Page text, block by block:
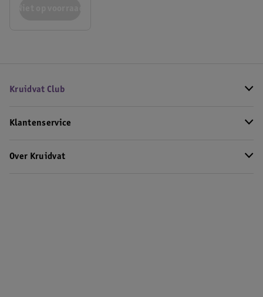
Kruidvat Club
Klantenservice
Over Kruidvat